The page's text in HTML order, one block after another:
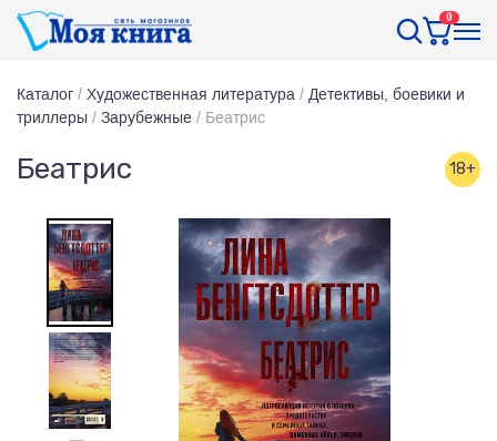
0
Каталог / Художественная литература / Детективы, боевики и
триллеры / Зарубежные / Беатрис
Беатрис 18+